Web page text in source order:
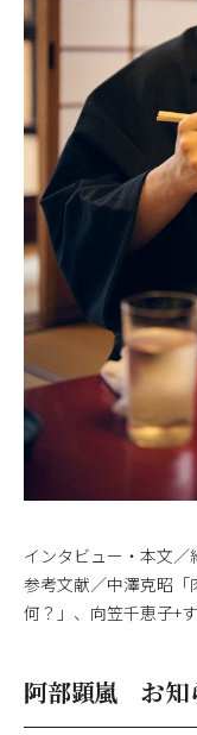
インタビュー・本文
参考文献／中澤克昭「
何？」、向笠千恵子+
阿部顕嵐 お知